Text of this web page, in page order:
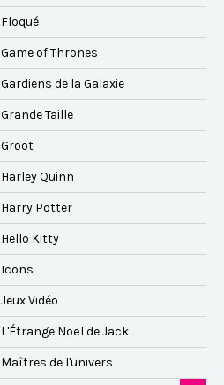
Floqué
Game of Thrones
Gardiens de la Galaxie
Grande Taille
Groot
Harley Quinn
Harry Potter
Hello Kitty
Icons
Jeux Vidéo
L'Étrange Noël de Jack
Maîtres de l'univers